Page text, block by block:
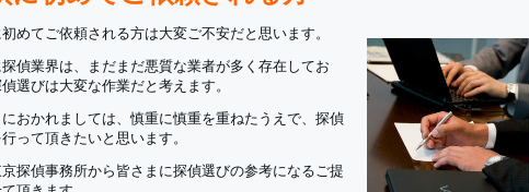
めてご依頼される方は大変ご不安だと思います。
偵業界は、まだまだ悪質な業者が多く存在してお
選びは大変な作業だと考えます。
おかれましては、慎重に慎重を重ねたうえで、探偵
って頂きたいと思います。
探偵事務所から皆さまに探偵選びの参考になるご提